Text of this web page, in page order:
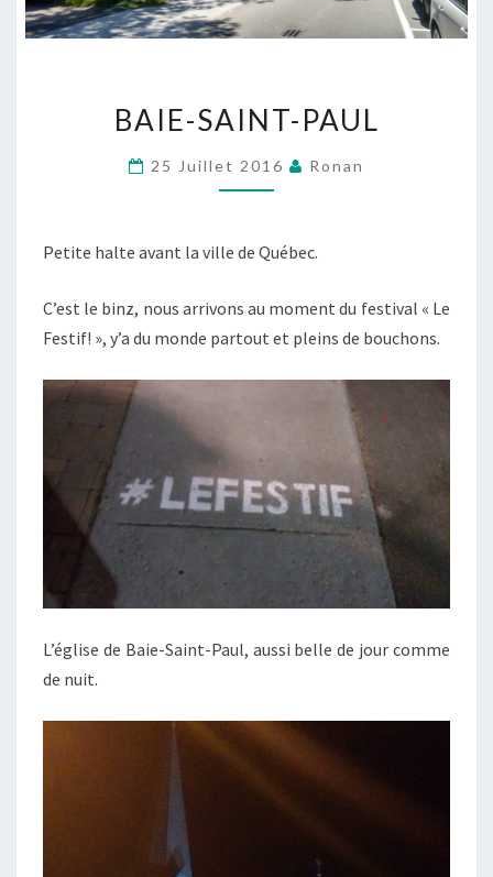
SAINT-
PAUL
BAIE-SAINT-PAUL
25 Juillet 2016 Ronan
Petite halte avant la ville de Québec.
C’est le binz, nous arrivons au moment du festival « Le
Festif! », y’a du monde partout et pleins de bouchons.
L’église de Baie-Saint-Paul, aussi belle de jour comme
de nuit.